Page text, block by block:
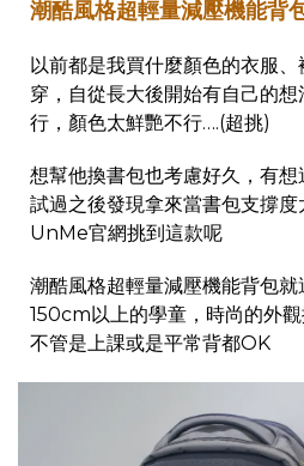
潮酷風格超輕量減壓機能背
以前都是我買什麼顏色的衣服
穿，自從長大後開始有自己的
行，顏色太鮮艷不行….(超挑)
想幫他換書包也考慮好久，有
試過之後發現拿來當書包支撐
UnMe官網挑到這款呢
潮酷風格超輕量減壓機能背包
150cm以上的學童，時尚的外觀
不管是上課或是平常背都OK